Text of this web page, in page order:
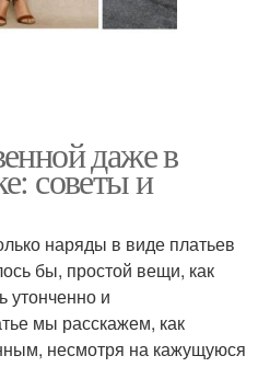
даже в
советы и
наряды в виде платьев
бы, простой вещи, как
утонченно и
мы расскажем, как
несмотря на кажущуюся